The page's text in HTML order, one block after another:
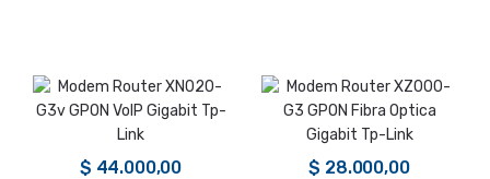
$ 44.000,00 $ 28.000,00